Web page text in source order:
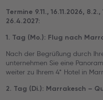
Termine 9.11., 16.11.2026,
26.4.2027:
1. Tag (Mo.): Flug nach
Nach der Begrüßung durch
unternehmen Sie eine
weiter zu Ihrem 4* Hotel in
2. Tag (Di.): Marrakesch –